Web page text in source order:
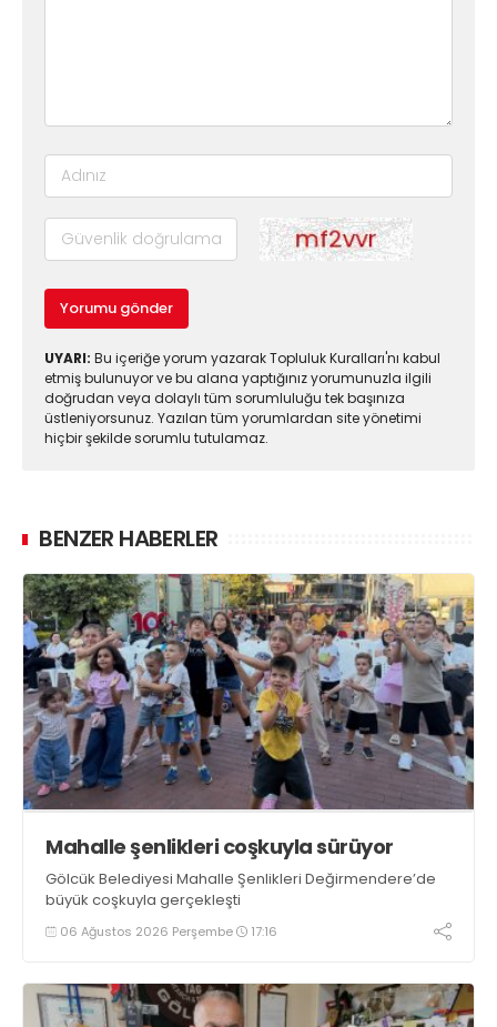
Yorumu gönder
UYARI: Bu içeriğe yorum yazarak Topluluk Kuralları'nı kabul
etmiş bulunuyor ve bu alana yaptığınız yorumunuzla ilgili
doğrudan veya dolaylı tüm sorumluluğu tek başınıza
üstleniyorsunuz. Yazılan tüm yorumlardan site yönetimi
hiçbir şekilde sorumlu tutulamaz.
BENZER HABERLER
Mahalle şenlikleri coşkuyla sürüyor
Gölcük Belediyesi Mahalle Şenlikleri Değirmendere’de
büyük coşkuyla gerçekleşti
06 Ağustos 2026 Perşembe 17:16